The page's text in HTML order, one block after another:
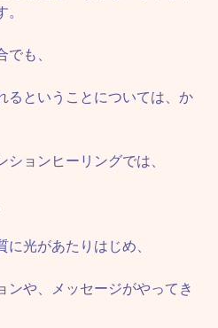
も、
るということについては、か
ョンヒーリングでは、
光があたりはじめ、
ンや、メッセージがやってき